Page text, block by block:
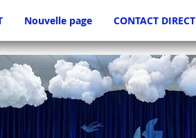
Nouvelle page CONTACT DIRECT